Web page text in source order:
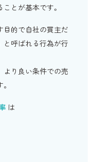
とが基本です。
目的で自社の買主だ
と呼ばれる行為が行
より良い条件での売
は